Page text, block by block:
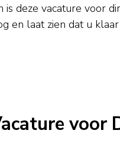
deze vacature voor
en laat zien dat u
voor